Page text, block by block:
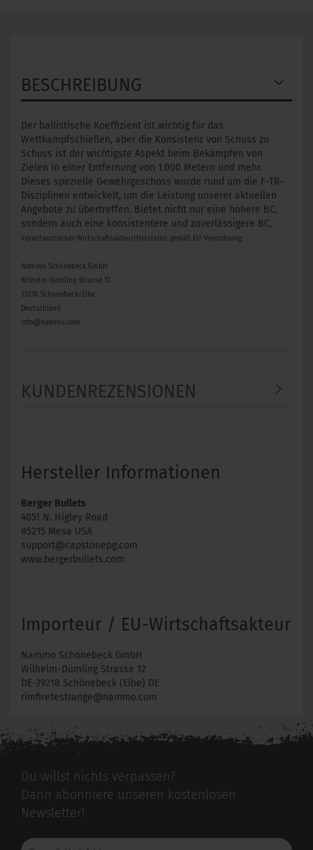
BESCHREIBUNG
Der ballistische Koeffizient ist wichtig für das
Wettkampfschießen, aber die Konsistenz von Schuss zu
Schuss ist der wichtigste Aspekt beim Bekämpfen von
Zielen in einer Entfernung von 1.000 Metern und mehr.
Dieses spezielle Gewehrgeschoss wurde rund um die F-TR-
Disziplinen entwickelt, um die Leistung unserer aktuellen
Angebote zu übertreffen. Bietet nicht nur eine höhere BC,
sondern auch eine konsistentere und zuverlässigere BC.
Verantwortlicher Wirtschaftsakteur/Hersteller gemäß EU-Verordnung
Nammo Schönebeck GmbH
Wilhelm-Dümling-Strasse 12
39218 Schönebeck/Elbe
Deutschland
info@nammo.com
KUNDENREZENSIONEN
Hersteller Informationen
Berger Bullets
4051 N. Higley Road
85215 Mesa USA
support@capstonepg.com
www.bergerbullets.com
Importeur / EU-Wirtschaftsakteur
Nammo Schönebeck GmbH
Wilhelm-Dümling Strasse 12
DE-39218 Schönebeck (Elbe) DE
rimfiretestrange@nammo.com
Du willst nichts verpassen?
Dann abonniere unseren kostenlosen
Newsletter!
Deine